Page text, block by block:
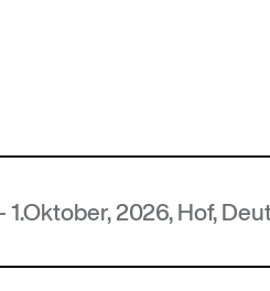
Hof, Deutschland